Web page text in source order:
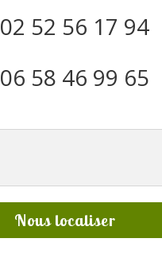
02 52 56 17 94
06 58 46 99 65
Nous localiser